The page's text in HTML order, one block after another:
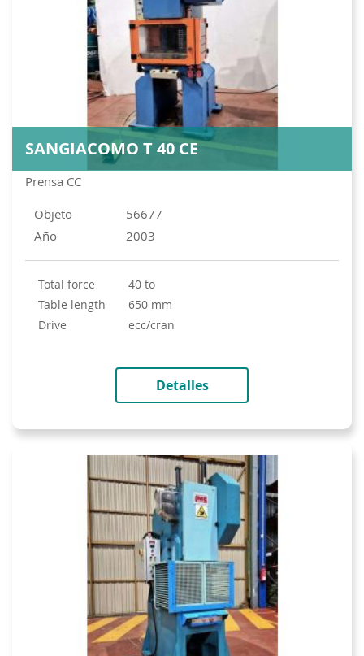
Prensa CC
SANGIACOMO T 40 CE
Objeto
56677
Año
2003
total force
40 to
table length
650 mm
drive
ecc/cran
Detalles